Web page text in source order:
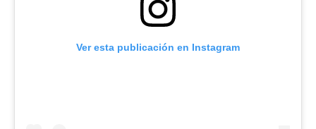
Ver esta publicación en Instagram